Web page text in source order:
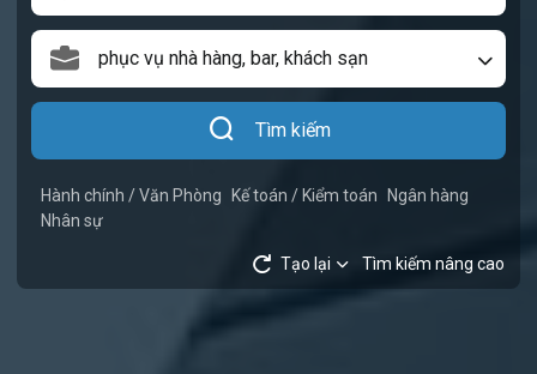
phục vụ nhà hàng, bar, khách sạn
Tìm kiếm
Hành chính / Văn Phòng Kế toán / Kiểm toán Ngân hàng
Nhân sự
Tạo lại Tìm kiếm nâng cao